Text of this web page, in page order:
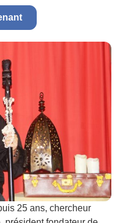
25 ans, chercheur